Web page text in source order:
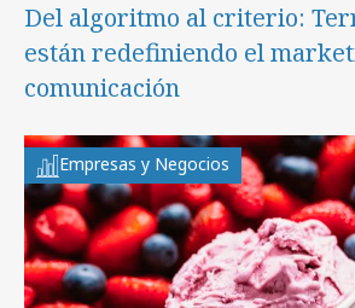
Del algoritmo al criterio:
están redefiniendo el
comunicación
Empresas y Negocios